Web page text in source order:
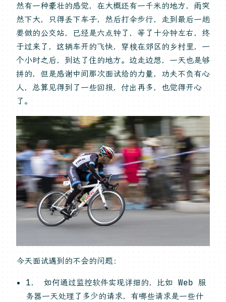
然有一种豪壮的感觉，在大概还有一千米的地方，雨突
然下大，只得丢下车子，然后打伞步行，走到最后一趟
要做的公交站，已经是六点钟了，等了十分钟左右，终
于过来了，这辆车开的飞快，穿梭在郊区的乡村里，一
个小时之后，到达了住的地方。边走边想，一天也是够
拼的，但是感谢中间那次面试给的力量，功夫不负有心
人，总算见得到了一些回报，付出再多，也觉得开心
了。
今天面试遇到的不会的问题：
1， 如何通过监控软件实现详细的，比如 Web 服
务器一天处理了多少的请求，有哪些请求是一些什